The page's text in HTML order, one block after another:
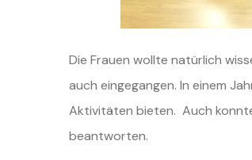
Die Frauen wollte natürlich
auch eingegangen. In einem
Aktivitäten bieten. Auch
beantworten.